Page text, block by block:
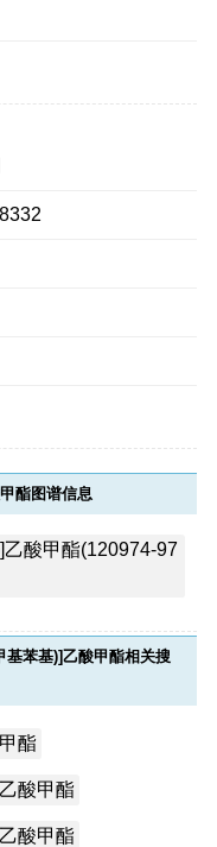
酯图谱信息
酸甲酯(120974-97
基苯基)]乙酸甲酯相关搜
酯
酸甲酯
酸甲酯